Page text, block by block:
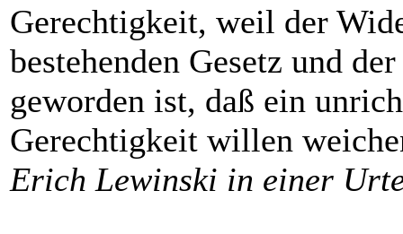
Gerechtigkeit, weil der
bestehenden Gesetz und
geworden ist, daß ein
Gerechtigkeit willen
Erich Lewinski in einer